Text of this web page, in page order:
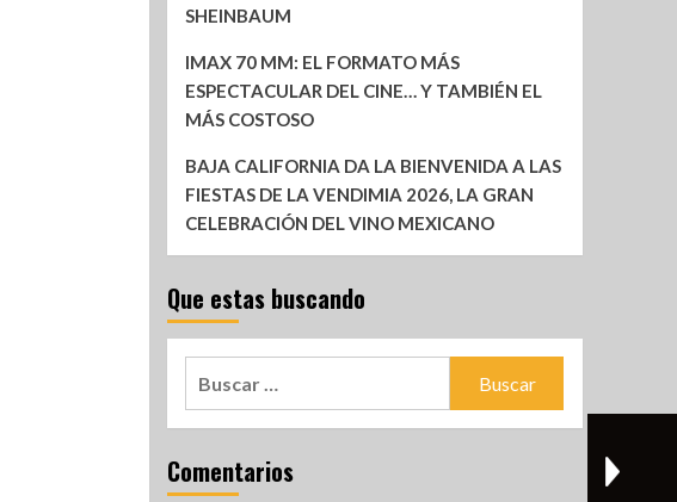
SHEINBAUM
IMAX 70 MM: EL FORMATO MÁS
ESPECTACULAR DEL CINE… Y TAMBIÉN EL
MÁS COSTOSO
BAJA CALIFORNIA DA LA BIENVENIDA A LAS
FIESTAS DE LA VENDIMIA 2026, LA GRAN
CELEBRACIÓN DEL VINO MEXICANO
Que estas buscando
Comentarios